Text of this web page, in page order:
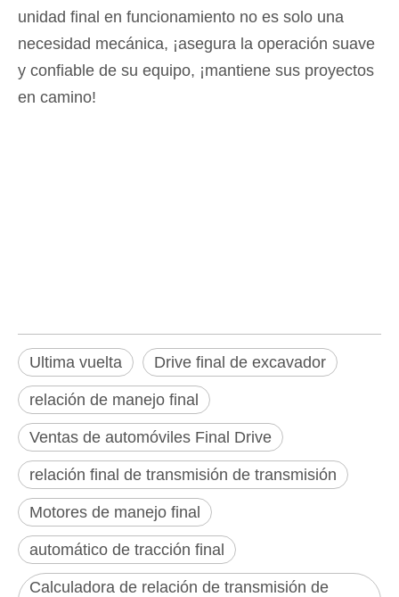
unidad final en funcionamiento no es solo una
necesidad mecánica, ¡asegura la operación suave
y confiable de su equipo, ¡mantiene sus proyectos
en camino!
Ultima vuelta Drive final de excavador
relación de manejo final
Ventas de automóviles Final Drive
relación final de transmisión de transmisión
Motores de manejo final
automático de tracción final
Calculadora de relación de transmisión de